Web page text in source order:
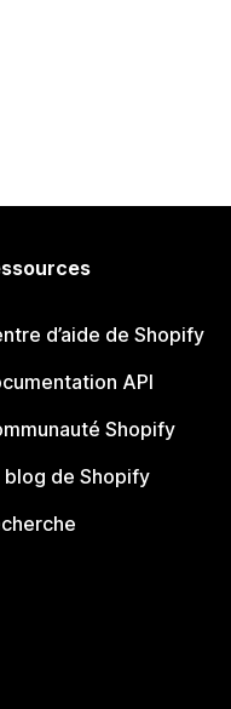
d’aide de Shopify
API
Shopify
blog de Shopify